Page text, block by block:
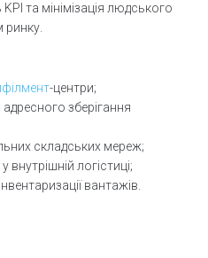
та мінімізація людського
ринку.
-центри;
зберігання
складських мереж;
логістиці;
вантажів.